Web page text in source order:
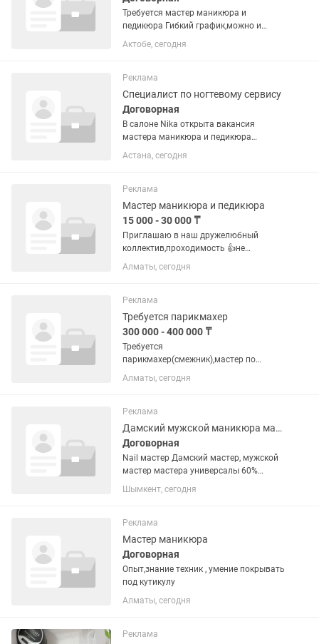
Требуется мастер маникюра и
педикюра Гибкий график,можно и
студентам
Актобе, сегодня
Реклама
Специалист по ногтевому сервису
Договорная
B салоне Nika открыта вакансия
мастера маникюра и педикюра
Основные требования: - Опыт работы
от 1 года; - Навыки комбинированного/
Навыки в дизайнах...
Астана, сегодня
Реклама
Мастер маникюра и педикюра
15 000 - 30 000 ₸
Приглашаю в наш дружелюбный
коллектив,проходимость 👍не
пожалеете,можно на аренду
Алматы, сегодня
Реклама
Требуется парикмахер
300 000 - 400 000 ₸
Требуется
парикмахер(смежник),мастер по
маникюру
Алматы, сегодня
Реклама
Дамский мужской маникюра мастер наращивание ресниц шугаринг
Договорная
Nail мастер Дамский мастер, мужской
мастер мастера универсалы 60%
мастеру Салон наработанный точка за
остановкой
Шымкент, сегодня
Реклама
Мастер маникюра
Договорная
Опыт,знание техник , умение покрывать
под кутикулу
Алматы, сегодня
Реклама